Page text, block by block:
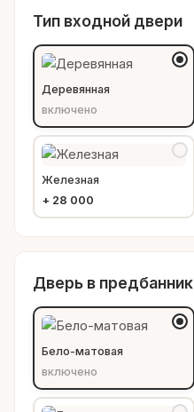
Тип входной двери
Деревянная
включено
Железная
+ 28 000
Дверь в предбанник
Бело-матовая
включено